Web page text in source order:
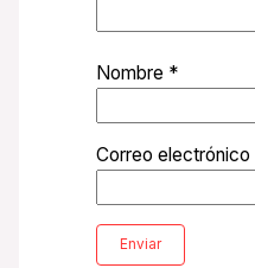
Nombre *
Correo electrónico